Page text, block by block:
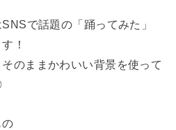
で話題の「踊ってみた」
！
のままかわいい背景を使って